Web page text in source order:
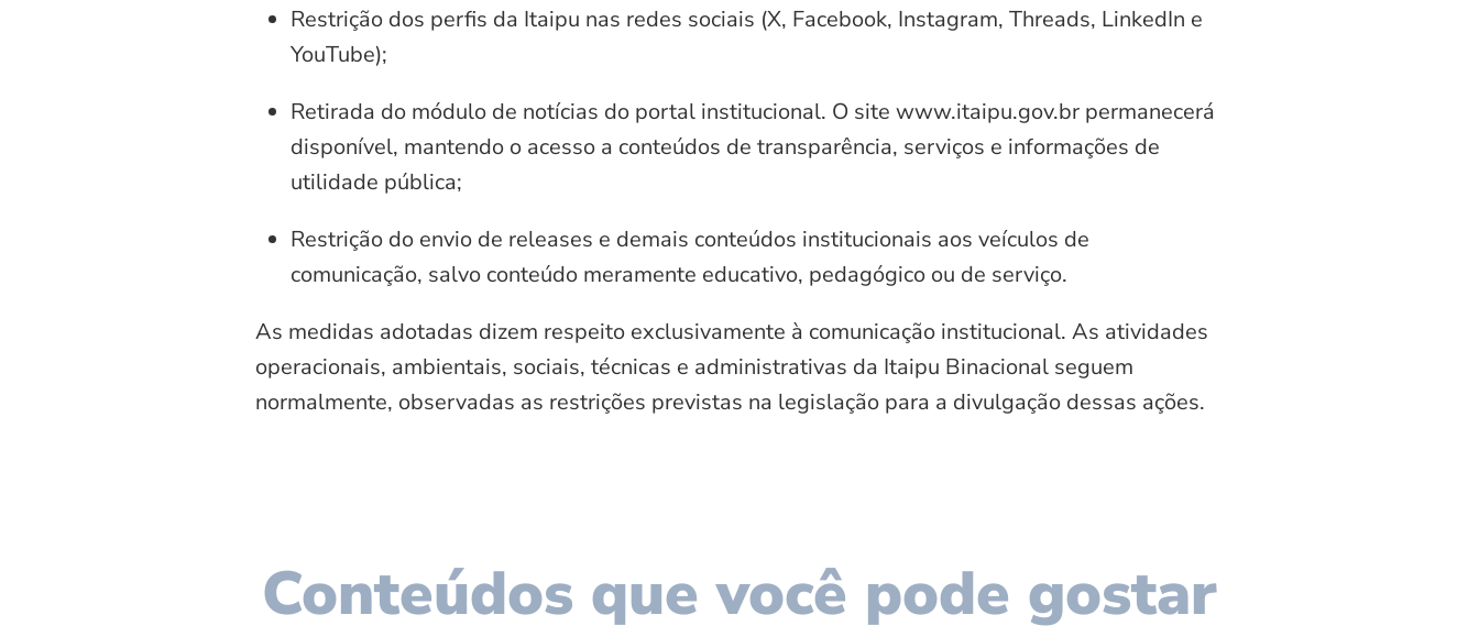
Restrição dos perfis da Itaipu nas redes sociais (X, Facebook, Instagram, Threads, LinkedIn e
YouTube);
Retirada do módulo de notícias do portal institucional. O site www.itaipu.gov.br permanecerá
disponível, mantendo o acesso a conteúdos de transparência, serviços e informações de
utilidade pública;
Restrição do envio de releases e demais conteúdos institucionais aos veículos de
comunicação, salvo conteúdo meramente educativo, pedagógico ou de serviço.
As medidas adotadas dizem respeito exclusivamente à comunicação institucional. As atividades
operacionais, ambientais, sociais, técnicas e administrativas da Itaipu Binacional seguem
normalmente, observadas as restrições previstas na legislação para a divulgação dessas ações.
Conteúdos que você pode gostar